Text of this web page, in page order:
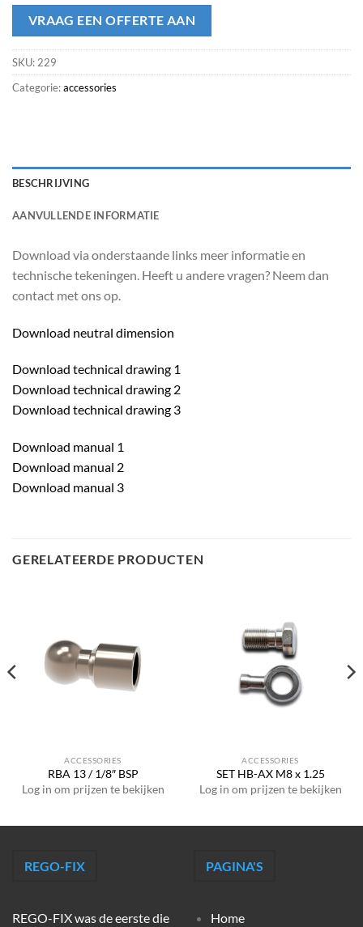
VRAAG EEN OFFERTE AAN
SKU: 229
Categorie:accessories
BESCHRIJVING
AANVULLENDE INFORMATIE
Download via onderstaande links meer informatie en
technische tekeningen. Heeft u andere vragen? Neem dan
contact met ons op.
Download neutral dimension
Download technical drawing 1
Download technical drawing 2
Download technical drawing 3
Download manual 1
Download manual 2
Download manual 3
GERELATEERDE PRODUCTEN
ACCESSORIES
RBA 13 / 1/8″ BSP
Log in om prijzen te bekijken
ACCESSORIES
SET HB-AX M8 x 1.25
Log in om prijzen te bekijken
REGO-FIX
REGO-FIX was de eerste die
PAGINA'S
Home